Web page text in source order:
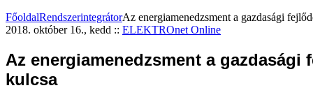
FőoldalRendszerintegrátorAz energiamenedzsment a gazdasági
2018. október 16., kedd :: ELEKTROnet Online
Az energiamenedzsment a gazdasági
kulcsa